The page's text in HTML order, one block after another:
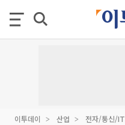
이투데이 산업 전자/통신/IT